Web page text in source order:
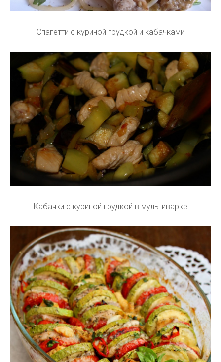
Спагетти с куриной грудкой и кабачками
Кабачки с куриной грудкой в мультиварке